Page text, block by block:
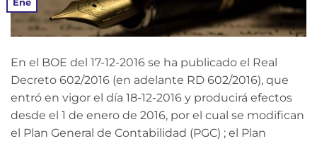
Ene
En el BOE del 17-12-2016 se ha publicado el Real
Decreto 602/2016 (en adelante RD 602/2016), que
entró en vigor el día 18-12-2016 y producirá efectos
desde el 1 de enero de 2016, por el cual se modifican
el Plan General de Contabilidad (PGC) ; el Plan